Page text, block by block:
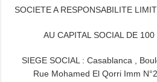
SOCIETE A RESPONSABILITE
AU CAPITAL SOCIAL DE
SIEGE SOCIAL : Casablanca ,
Rue Mohamed El Qorri Imm